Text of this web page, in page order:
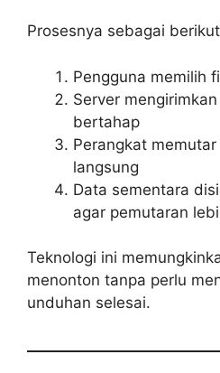
Prosesnya sebagai
Pengguna memilih
Server
bertahap
Perangkat
langsung
Data sementara
agar pemutaran
Teknologi ini
menonton tanpa perlu
unduhan selesai.